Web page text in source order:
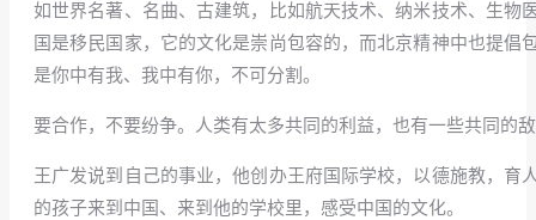
如世界名著、名曲、古建筑，比如航天技术、纳米技术、生
国是移民国家，它的文化是崇尚包容的，而北京精神中也提
是你中有我、我中有你，不可分割。
要合作，不要纷争。人类有太多共同的利益，也有一些共同的
王广发说到自己的事业，他创办王府国际学校，以德施教，
的孩子来到中国、来到他的学校里，感受中国的文化。